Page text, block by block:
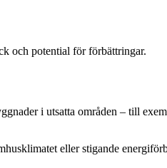
och potential för förbättringar.
i utsatta områden – till
eller stigande